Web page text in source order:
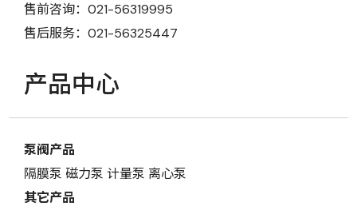
售前咨询：021-56319995
售后服务：021-56325447
产品中心
泵阀产品
隔膜泵 磁力泵 计量泵 离心泵
其它产品